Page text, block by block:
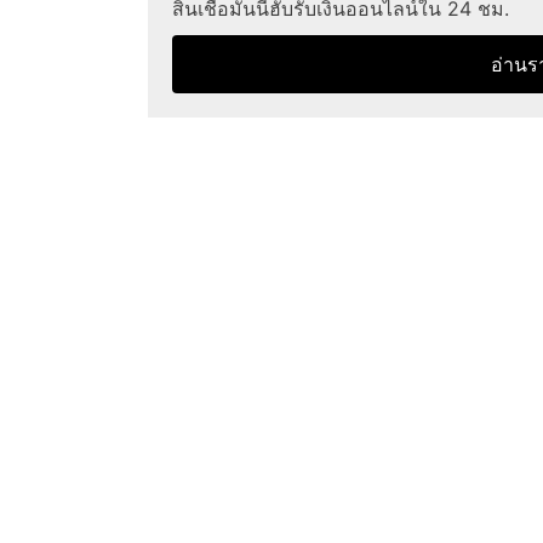
สินเชื่อมันนี่ฮับรับเงินออนไลน์ใน 24 ชม.
อ่านร